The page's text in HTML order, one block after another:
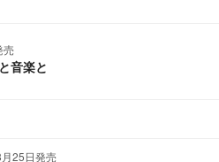
売
音楽と
25日発売